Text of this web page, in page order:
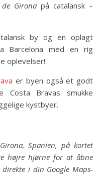
Girona på catalansk –
by og en oplagt
Barcelona med en rig
oplevelser!
er byen også et godt
Costa Bravas smukke
kystbyer.
Spanien, på kortet
højre hjørne for at åbne
i din Google Maps-